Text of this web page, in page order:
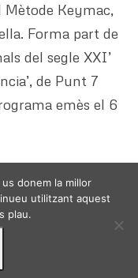
Mètode Keymac,
Forma part de
del segle XXI’
de Punt 7
emès el 6
donem la millor
utilitzant aquest
plau.